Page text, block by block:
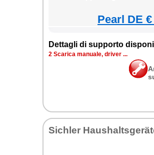
Pearl DE
Dettagli di supporto
2 Scarica manuale, driver ...
Sichler